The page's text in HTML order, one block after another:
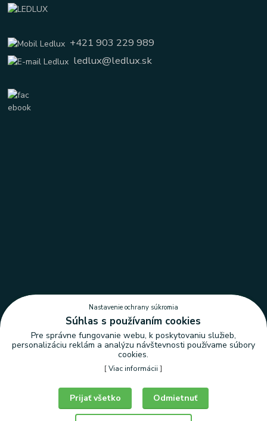
+421 903 229 989
ledlux@ledlux.sk
Nastavenie ochrany súkromia
Nastavenie ochrany súkromia
Súhlas s používaním cookies
Pre správne fungovanie webu, k poskytovaniu služieb,
personalizáciu reklám a analýzu návštevnosti používame súbory
cookies.
[Viac informácii ]
Odmietnuť
Prijať všetko